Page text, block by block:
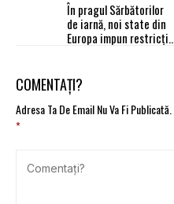
În pragul Sărbătorilor
de iarnă, noi state din
Europa impun restricții
COMENTAȚI?
Adresa Ta De Email Nu Va Fi Publicată.
*